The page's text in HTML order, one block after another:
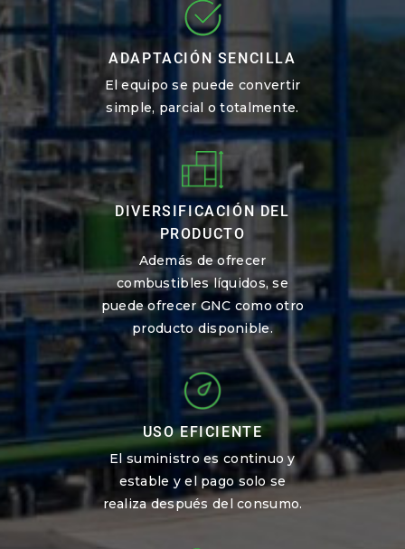
ADAPTACIÓN SENCILLA
El equipo se puede convertir
simple, parcial o totalmente.
DIVERSIFICACIÓN DEL
PRODUCTO
Además de ofrecer
combustibles líquidos, se
puede ofrecer GNC como otro
producto disponible.
USO EFICIENTE
El suministro es continuo y
estable y el pago solo se
realiza después del consumo.